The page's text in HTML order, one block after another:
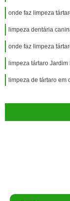
onde faz limpeza
limpeza dentária
onde faz limpeza
limpeza tártaro Jardim
limpeza de tártaro